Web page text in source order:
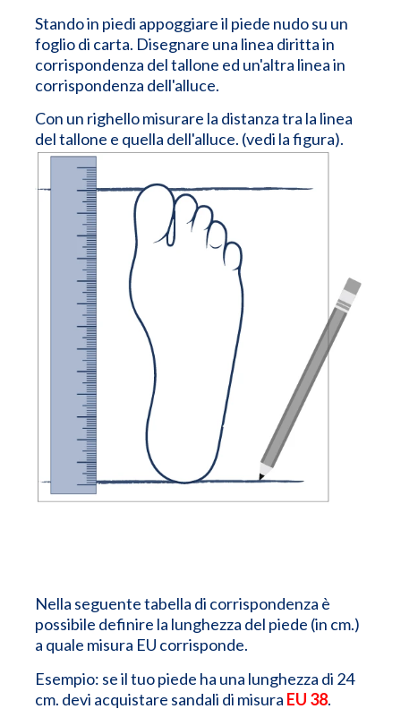
Stando in piedi appoggiare il piede nudo su un
foglio di carta. Disegnare una linea diritta in
corrispondenza del tallone ed un'altra linea in
corrispondenza dell'alluce.
Con un righello misurare la distanza tra la linea
del tallone e quella dell'alluce. (vedi la figura).
Nella seguente tabella di corrispondenza è
possibile definire la lunghezza del piede (in cm.)
a quale misura EU corrisponde.
Esempio: se il tuo piede ha una lunghezza di 24
cm. devi acquistare sandali di misura EU 38.